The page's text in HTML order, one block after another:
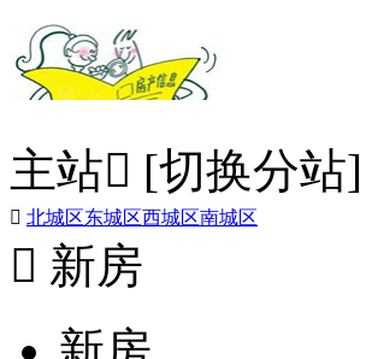
主站 [切换分站]
 北城区东城区西城区南城区
 新房